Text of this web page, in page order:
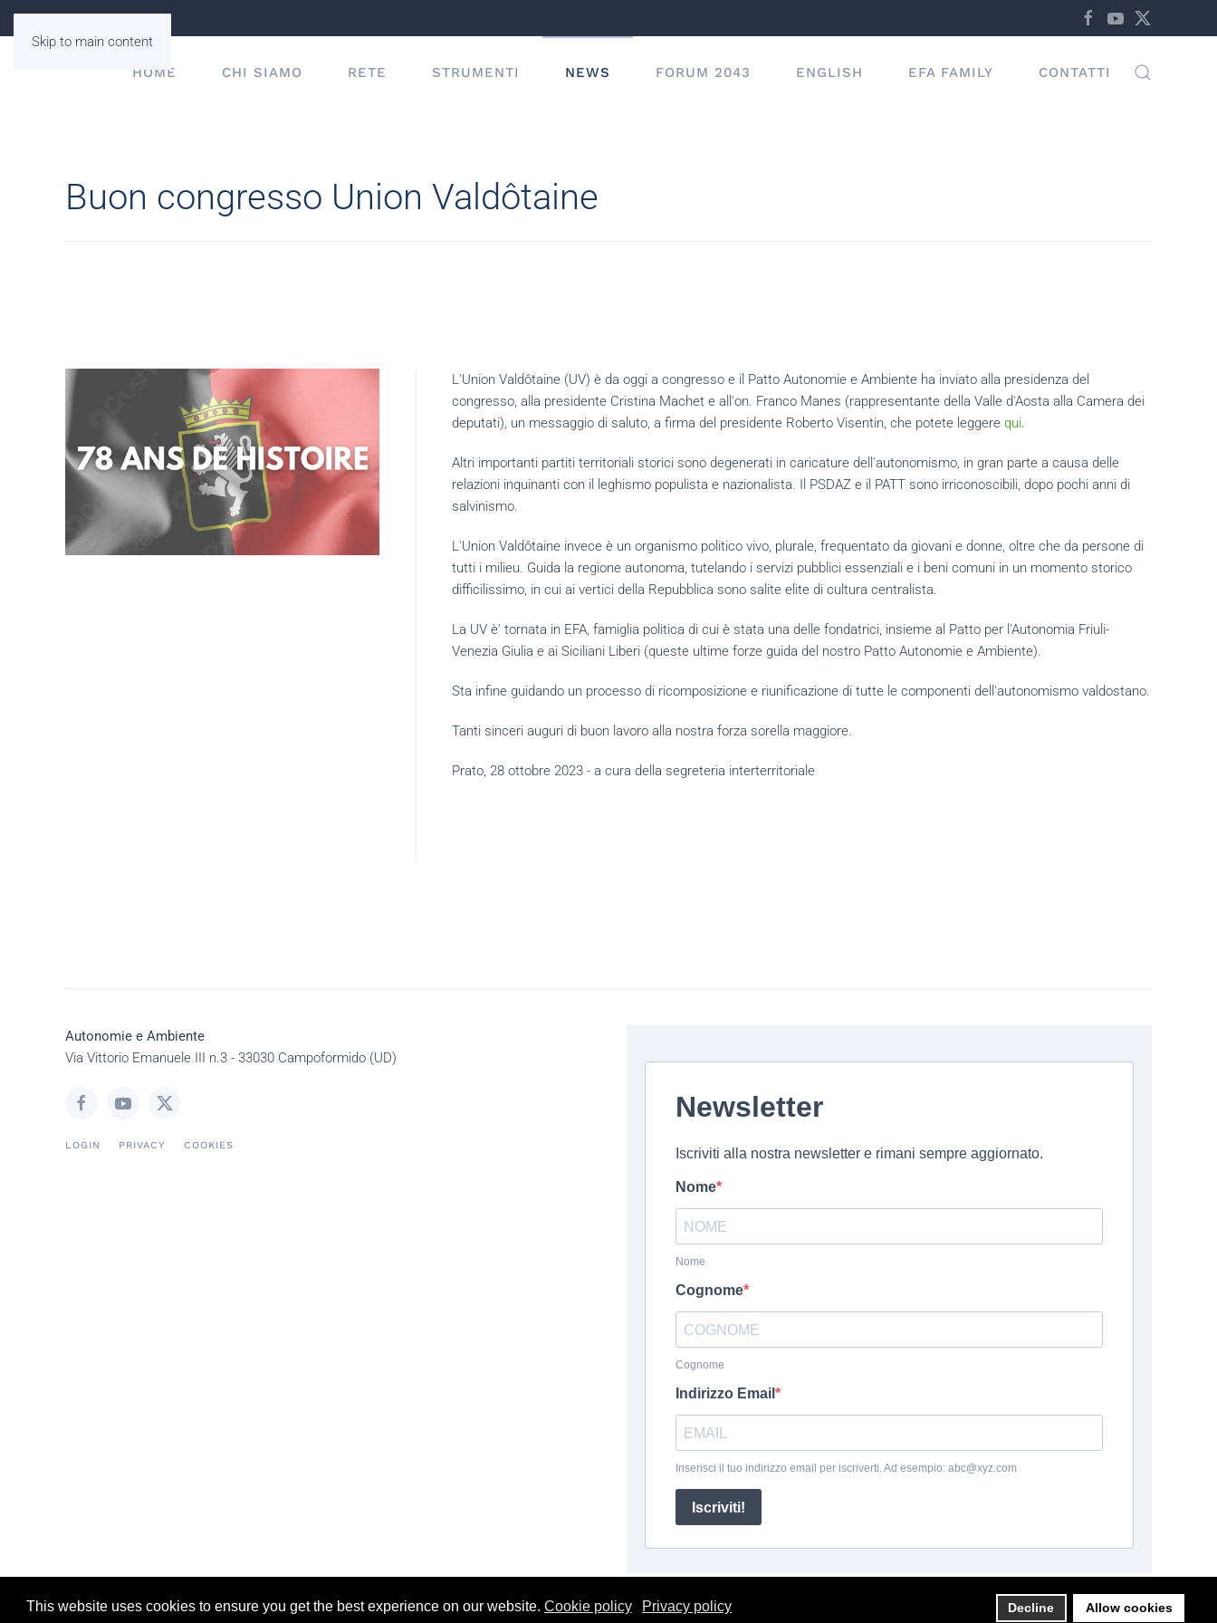
This website uses cookies to ensure you get the best experience on our website. Cookie policy Privacy policy Decline Allow cookies
Skip to main content
HOME
CHI SIAMO RETE STRUMENTI NEWS FORUM 2043 ENGLISH EFA FAMILY CONTATTI
Buon congresso Union Valdôtaine
L'Union Valdôtaine (UV) è da oggi a congresso e il Patto Autonomie e Ambiente ha inviato alla presidenza del
congresso, alla presidente Cristina Machet e all'on. Franco Manes (rappresentante della Valle d'Aosta alla Camera dei
deputati), un messaggio di saluto, a firma del presidente Roberto Visentin, che potete leggere qui.
Altri importanti partiti territoriali storici sono degenerati in caricature dell'autonomismo, in gran parte a causa delle
relazioni inquinanti con il leghismo populista e nazionalista. Il PSDAZ e il PATT sono irriconoscibili, dopo pochi anni di
salvinismo.
L'Union Valdôtaine invece è un organismo politico vivo, plurale, frequentato da giovani e donne, oltre che da persone di
tutti i milieu. Guida la regione autonoma, tutelando i servizi pubblici essenziali e i beni comuni in un momento storico
difficilissimo, in cui ai vertici della Repubblica sono salite elite di cultura centralista.
La UV è' tornata in EFA, famiglia politica di cui è stata una delle fondatrici, insieme al Patto per l'Autonomia Friuli-
Venezia Giulia e ai Siciliani Liberi (queste ultime forze guida del nostro Patto Autonomie e Ambiente).
Sta infine guidando un processo di ricomposizione e riunificazione di tutte le componenti dell'autonomismo valdostano.
Tanti sinceri auguri di buon lavoro alla nostra forza sorella maggiore.
Prato, 28 ottobre 2023 - a cura della segreteria interterritoriale
Autonomie e Ambiente
Via Vittorio Emanuele III n.3 - 33030 Campoformido (UD)
LOGIN PRIVACY COOKIES